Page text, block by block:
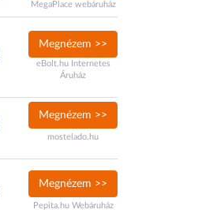
MegaPlace webáruház
Megnézem >>
eBolt.hu Internetes
Áruház
Megnézem >>
mostelado.hu
Megnézem >>
Pepita.hu Webáruház